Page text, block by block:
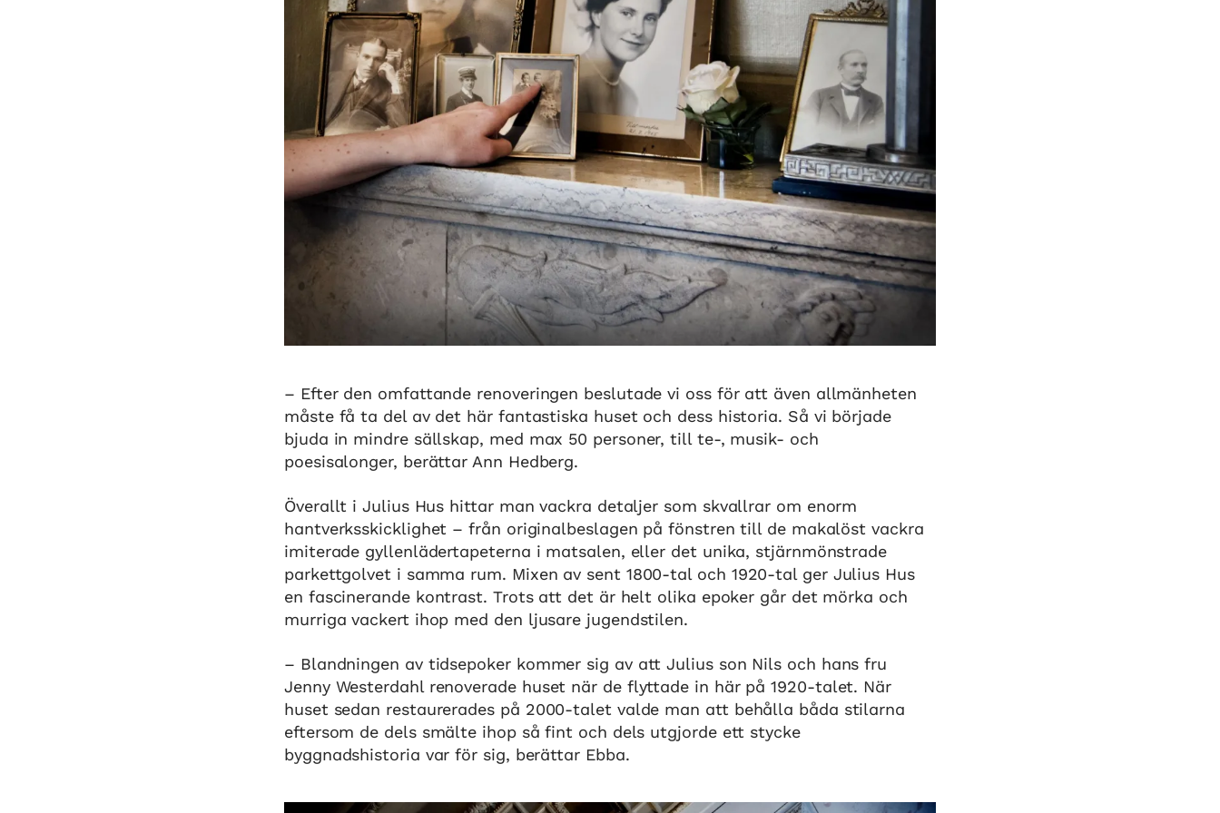
– Efter den omfattande renoveringen beslutade vi oss för att även allmänheten
måste få ta del av det här fantastiska huset och dess historia. Så vi började
bjuda in mindre sällskap, med max 50 personer, till te-, musik- och
poesisalonger, berättar Ann Hedberg.
Överallt i Julius Hus hittar man vackra detaljer som skvallrar om enorm
hantverksskicklighet – från originalbeslagen på fönstren till de makalöst vackra
imiterade gyllenlädertapeterna i matsalen, eller det unika, stjärnmönstrade
parkettgolvet i samma rum. Mixen av sent 1800-tal och 1920-tal ger Julius Hus
en fascinerande kontrast. Trots att det är helt olika epoker går det mörka och
murriga vackert ihop med den ljusare jugendstilen.
– Blandningen av tidsepoker kommer sig av att Julius son Nils och hans fru
Jenny Westerdahl renoverade huset när de flyttade in här på 1920-talet. När
huset sedan restaurerades på 2000-talet valde man att behålla båda stilarna
eftersom de dels smälte ihop så fint och dels utgjorde ett stycke
byggnadshistoria var för sig, berättar Ebba.